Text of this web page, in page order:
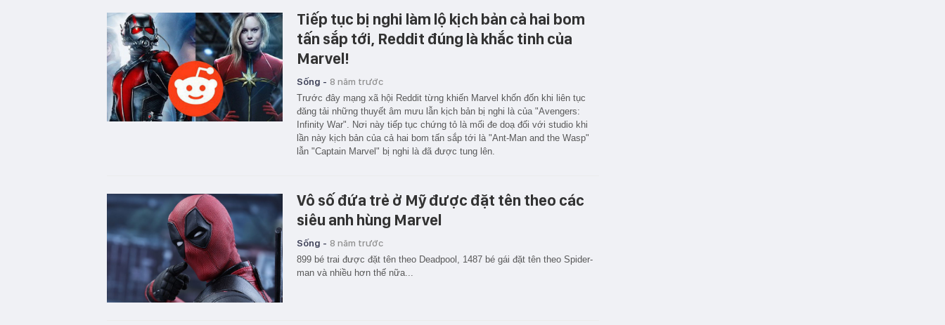
Tiếp tục bị nghi làm lộ kịch bản cả hai bom
tấn sắp tới, Reddit đúng là khắc tinh của
Marvel!
Sống - 8 năm trước
Trước đây mạng xã hội Reddit từng khiến Marvel khốn đốn khi liên tục
đăng tải những thuyết âm mưu lẫn kịch bản bị nghi là của "Avengers:
Infinity War". Nơi này tiếp tục chứng tỏ là mối đe doạ đối với studio khi
lần này kịch bản của cả hai bom tấn sắp tới là "Ant-Man and the Wasp"
lẫn "Captain Marvel" bị nghi là đã được tung lên.
Vô số đứa trẻ ở Mỹ được đặt tên theo các
siêu anh hùng Marvel
Sống - 8 năm trước
899 bé trai được đặt tên theo Deadpool, 1487 bé gái đặt tên theo Spider-
man và nhiều hơn thế nữa...